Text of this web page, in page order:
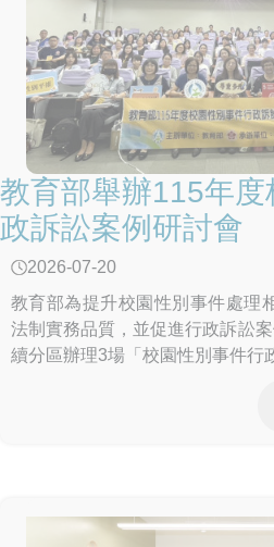
教育部舉辦115年
政訴訟案例研討會
2026-07-20
教育部為提升校園性別事件處理
法制實務品質，並促進行政訴訟
續分區辦理3場「校園性別事件行